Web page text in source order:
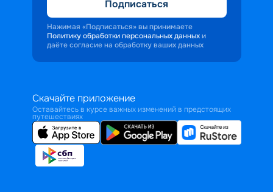
Подписаться
Нажимая «Подписаться» вы принимаете
Политику обработки персональных данных и
даёте согласие на обработку ваших данных
Скачайте приложение
Оставайтесь в курсе важных изменений в предстоящих
путешествиях